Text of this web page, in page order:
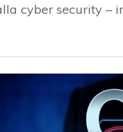
cyber security –